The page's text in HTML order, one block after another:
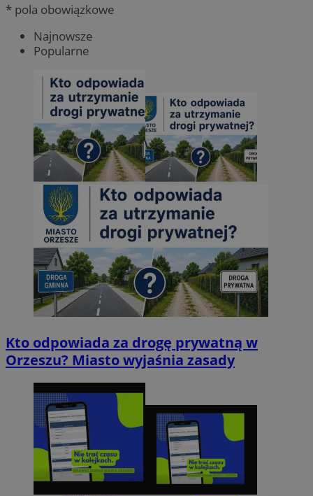
* pola obowiązkowe
Najnowsze
Popularne
Kto odpowiada za drogę prywatną w
Orzeszu? Miasto wyjaśnia zasady